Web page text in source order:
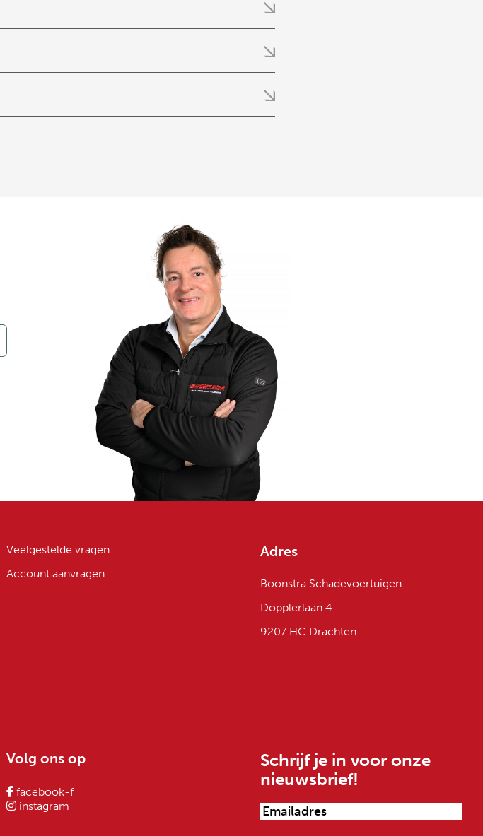
Veelgestelde vragen
Account aanvragen
Adres
Boonstra Schadevoertuigen
Dopplerlaan 4
9207 HC Drachten
Volg ons op
facebook-f
instagram
Schrijf je in voor onze
nieuwsbrief!